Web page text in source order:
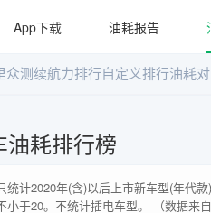
App下载 油耗报告
众测续航力排行自定义排行油耗
油耗排行榜
统计2020年(含)以后上市新车型(年代
小于20。不统计插电车型。 （数据来自